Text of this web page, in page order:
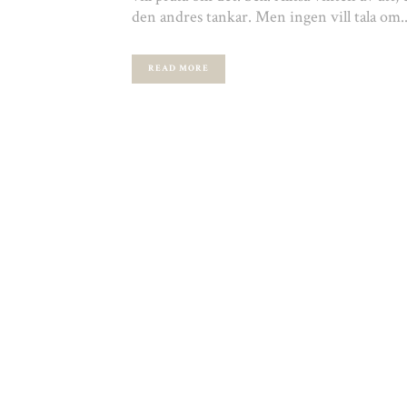
den andres tankar. Men ingen vill tala
READ MORE